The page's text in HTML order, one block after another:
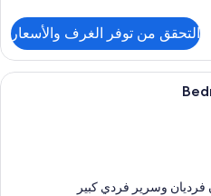
التحقق من توفر الغرف والأسعار
وسرير فردي كبير